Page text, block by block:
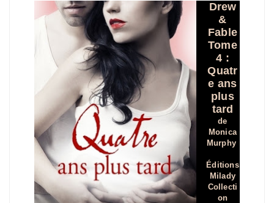
Drew
&
Fable
Tome
4 :
Quatr
e ans
plus
tard
de
Monica
Murphy
Éditions
Milady
Collecti
on